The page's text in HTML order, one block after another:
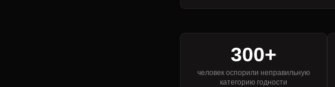
300+
человек оспорили неправильную
категорию годности